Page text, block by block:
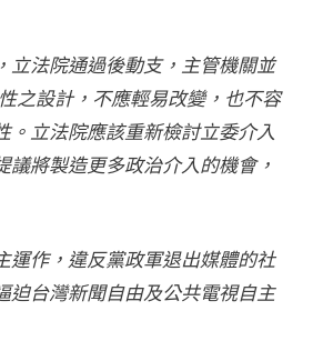
立法院通過後動支，主管機關並
之設計，不應輕易改變，也不容
立法院應該重新檢討立委介入
將製造更多政治介入的機會，
運作，違反黨政軍退出媒體的社
迫台灣新聞自由及公共電視自主